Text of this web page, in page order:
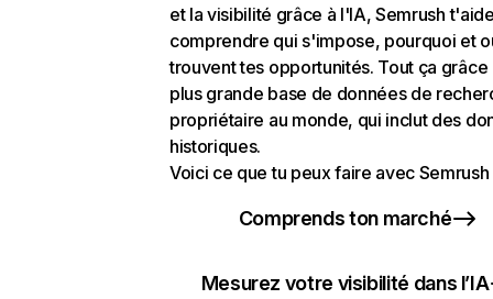
et la visibilité grâce à l'IA, Semrush
comprendre qui s'impose, pourquoi et
trouvent tes opportunités. Tout ça grâce
plus grande base de données de
propriétaire au monde, qui inclut des
historiques.
Voici ce que tu peux faire avec Semrush
Comprends ton marché
Mesurez votre visibilité dans l’IA